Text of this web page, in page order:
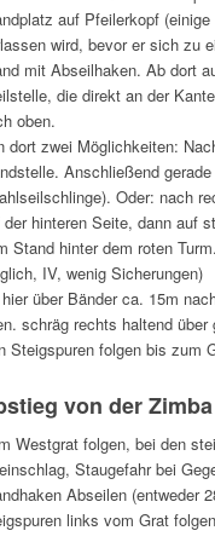
auf Pfeilerkopf
wird, bevor er sich zu
mit Abseilhaken. Ab dort
die direkt an der
oben.
dort zwei Möglichkeiten:
Anschließend
Oder: nach
der hinteren Seite, dann auf
Stand hinter dem roten
IV, wenig Sicherungen)
über Bänder ca. 15m
schräg rechts haltend
Steigspuren folgen bis zum
von der Zimba
Westgrat folgen, bei den
Staugefahr bei
Abseilen (entweder
links vom Grat